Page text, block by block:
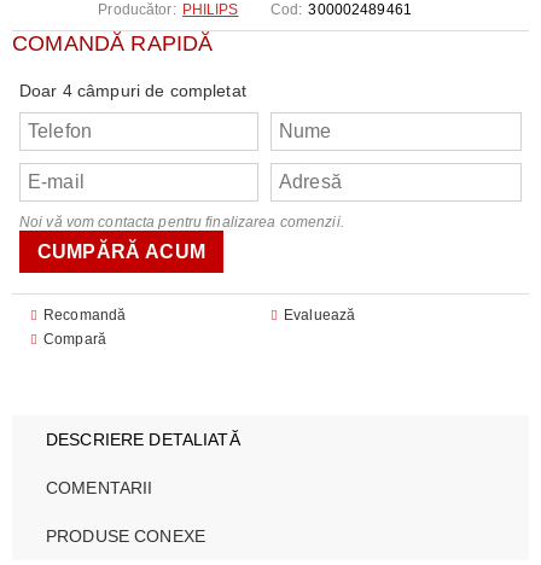
Producător: PHILIPS Cod: 300002489461
COMANDĂ RAPIDĂ
Doar 4 câmpuri de completat
Noi vă vom contacta pentru finalizarea comenzii.
Recomandă
Evaluează
Compară
DESCRIERE DETALIATĂ
COMENTARII
PRODUSE CONEXE